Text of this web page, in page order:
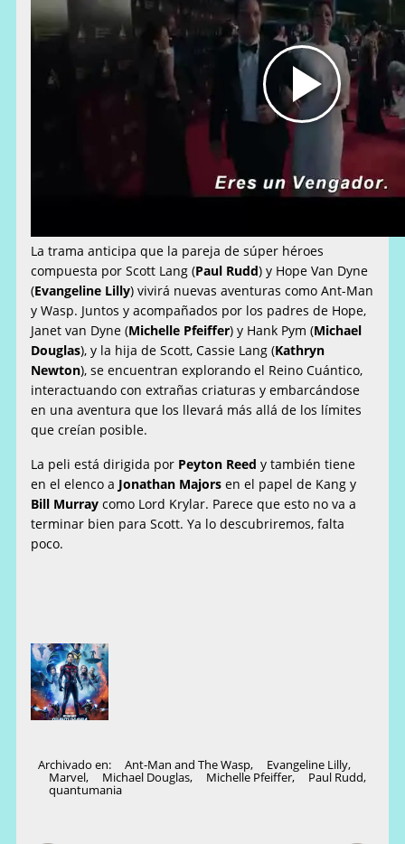
La trama anticipa que la pareja de súper héroes
compuesta por Scott Lang (Paul Rudd) y Hope Van Dyne
(Evangeline Lilly) vivirá nuevas aventuras como Ant-Man
y Wasp. Juntos y acompañados por los padres de Hope,
Janet van Dyne (Michelle Pfeiffer) y Hank Pym (Michael
Douglas), y la hija de Scott, Cassie Lang (Kathryn
Newton), se encuentran explorando el Reino Cuántico,
interactuando con extrañas criaturas y embarcándose
en una aventura que los llevará más allá de los límites
que creían posible.
La peli está dirigida por Peyton Reedy también tiene
en el elenco a Jonathan Majors en el papel de Kang y
Bill Murray como Lord Krylar. Parece que esto no va a
terminar bien para Scott. Ya lo descubriremos, falta
poco.
Archivado en: Ant-Man and The Wasp, Evangeline Lilly,
Marvel, Michael Douglas, Michelle Pfeiffer, Paul Rudd,
quantumania